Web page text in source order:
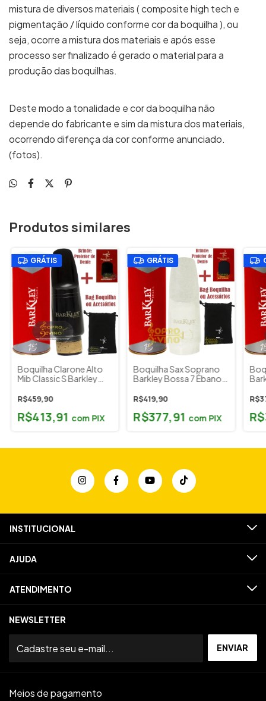
mistura de diversos materiais ( composite high tech e
pigmentação / líquido conforme cor da boquilha ), ou
seja, ocorre a mistura dos materiais e após esse
processo ser finalizado é gerado o material para a
produção das boquilhas.
Deste modo a tonalidade e cor da boquilha não
depende do fabricante e sim da mistura dos materiais,
ocorrendo diferença da cor conforme anunciado.
(fotos).
Produtos similares
GRÁTIS
Boquilha Clarone Alto
Mib Classic S Barkley
R$459,90
R$413,91 com PIX
GRÁTIS
Boquilha Sax Soprano
Barkley Bossa 7 Ébano
Protetor Brindes
R$419,90
R$377,91 com PIX
INSTITUCIONAL
AJUDA
ATENDIMENTO
NEWSLETTER
Meios de pagamento